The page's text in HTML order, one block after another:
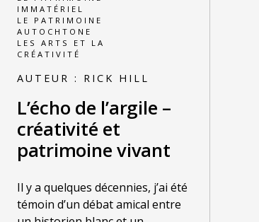
IMMATÉRIEL
LE PATRIMOINE
AUTOCHTONE
LES ARTS ET LA
CRÉATIVITÉ
AUTEUR : RICK HILL
L’écho de l’argile –
créativité et
patrimoine vivant
Il y a quelques décennies, j’ai été
témoin d’un débat amical entre